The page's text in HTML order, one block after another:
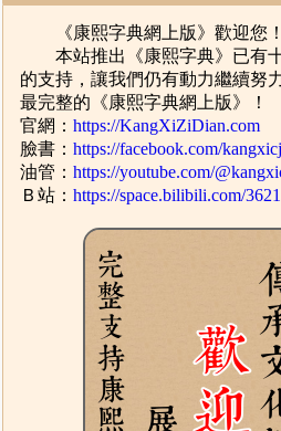
《康熙字典網上版》歡迎您！
本站推出《康熙字典》已有
的支持，讓我們仍有動力繼續努
最完整的《康熙字典網上版》！
官網：https://KangXiZiDian.com
臉書：https://facebook.com/kangxicj
油管：https://youtube.com/
Ｂ站：https://space.bilibili.com/